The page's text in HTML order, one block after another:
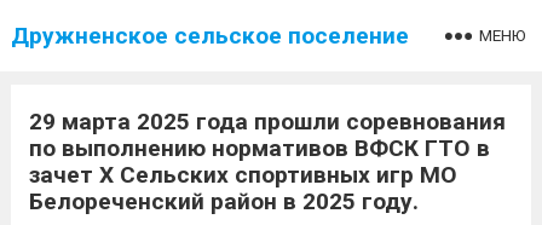
Дружненское сельское поселение МЕНЮ
29 марта 2025 года прошли соревнования
по выполнению нормативов ВФСК ГТО в
зачет X Сельских спортивных игр МО
Белореченский район в 2025 году.